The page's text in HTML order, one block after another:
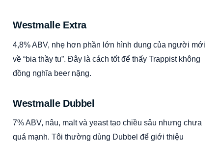
Westmalle Extra
4,8% ABV, nhẹ hơn phần lớn hình dung của người mới
về “bia thầy tu”. Đây là cách tốt để thấy Trappist không
đồng nghĩa beer nặng.
Westmalle Dubbel
7% ABV, nâu, malt và yeast tạo chiều sâu nhưng chưa
quá mạnh. Tôi thường dùng Dubbel để giới thiệu